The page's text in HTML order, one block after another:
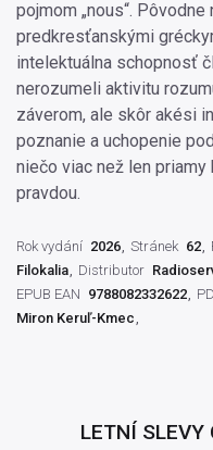
pojmom „nous“.
predkresťanskými
intelektuálna schopnosť
nerozumeli aktivitu
záverom, ale skôr akési
poznanie a uchopenie
niečo viac než len
pravdou.
Rok vydání 2026 Stránek 62
Filokalia
Distributor
EPUB EAN 9788082332622
Miron Keruľ-Kmec
LETNÍ SLEVY